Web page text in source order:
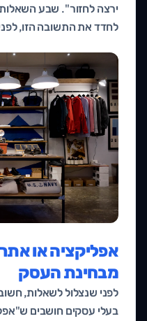
ירצה לחזור". שבע השאלות
לחדד את התשובה הזו,
אפליקציה או
מבחינת העסק
לפני שנצלול לשאלות,
בעלי עסקים חושבים